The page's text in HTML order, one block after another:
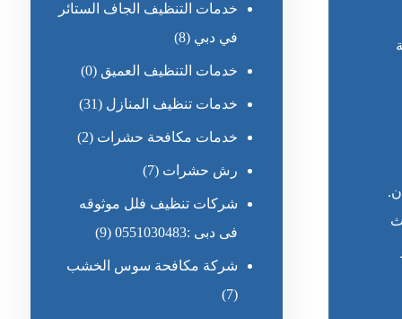
خدمات التنظيف الجاف الستائر
في دبي (8)
خدمات التنظيف العميق (0)
خدمات تنظيف المنازل (31)
خدمات مكافحة حشرات (2)
رش حشرات (7)
شركات تنظيف فلل موثوقه
فى دبى :0551030483
(9)
شركة مكافحة سوس الخشب
(7)